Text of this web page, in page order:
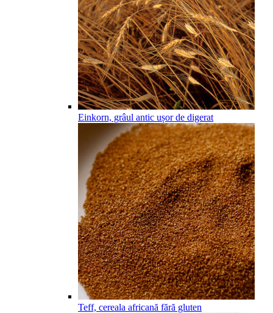
Einkorn, grâul antic ușor de digerat
Teff, cereala africană fără gluten